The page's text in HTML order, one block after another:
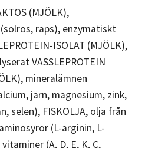
(MJÖLK),
raps), enzymatiskt
ISOLAT (MJÖLK),
VASSLEPROTEIN
mineralämnen
järn, magnesium, zink,
selen), FISKOLJA, olja från
(L-arginin, L-
(A, D, E, K, C,